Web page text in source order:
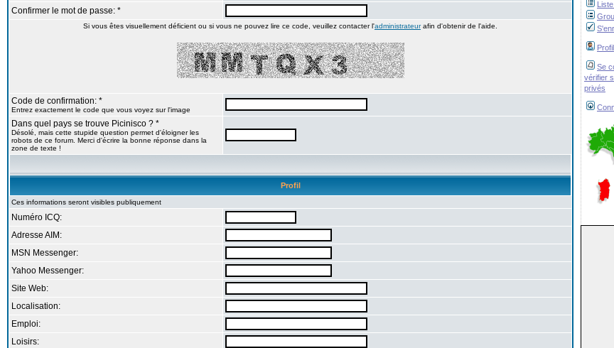
Profil
Se
vérifier
privés
Confirmer le mot de passe: *
Si vous êtes visuellement déficient ou si vous ne pouvez lire ce code, veuillez contacter l'administrateurafin d'obtenir de l'aide.
Code de confirmation: *
Entrez exactement le code que vous voyez sur l'image
Dans quel pays se trouve Picinisco ? *
Désolé, mais cette stupide question permet d'éloigner les
robots de ce forum. Merci d'écrire la bonne réponse dans la
zone de texte !
Profil
Ces informations seront visibles publiquement
Numéro ICQ:
Adresse AIM:
MSN Messenger:
Yahoo Messenger:
Site Web:
Localisation:
Emploi:
Loisirs: